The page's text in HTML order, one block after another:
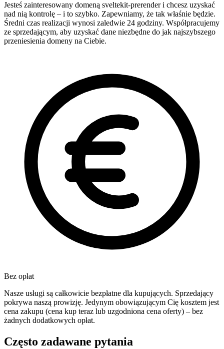
Jesteś zainteresowany domeną sveltekit-prerender i chcesz uzyskać
nad nią kontrolę – i to szybko. Zapewniamy, że tak właśnie będzie.
Średni czas realizacji wynosi zaledwie 24 godziny. Współpracujemy
ze sprzedającym, aby uzyskać dane niezbędne do jak najszybszego
przeniesienia domeny na Ciebie.
Bez opłat
Nasze usługi są całkowicie bezpłatne dla kupujących. Sprzedający
pokrywa naszą prowizję. Jedynym obowiązującym Cię kosztem jest
cena zakupu (cena kup teraz lub uzgodniona cena oferty) – bez
żadnych dodatkowych opłat.
Często zadawane pytania